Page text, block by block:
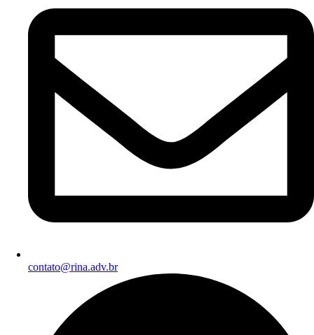
contato@rina.adv.br